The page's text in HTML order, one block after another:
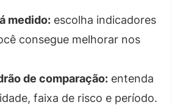
medido: escolha indicadores
consegue melhorar nos
de comparação: entenda
faixa de risco e período.